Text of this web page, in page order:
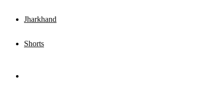
Jharkhand
Shorts